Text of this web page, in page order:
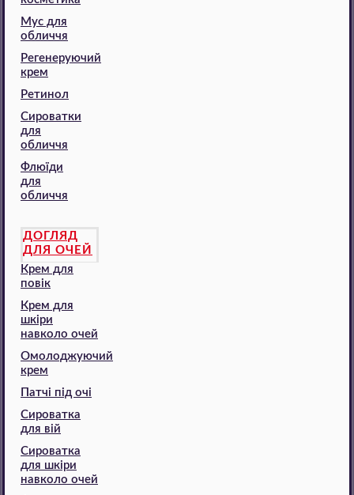
Мус для
обличчя
Регенеруючий
крем
Ретинол
Сироватки
для
обличчя
Флюїди
для
обличчя
ДОГЛЯД
ДЛЯ ОЧЕЙ
Крем для
повік
Крем для
шкіри
навколо очей
Омолоджуючий
крем
Патчі під очі
Сироватка
для вій
Сироватка
для шкіри
навколо очей